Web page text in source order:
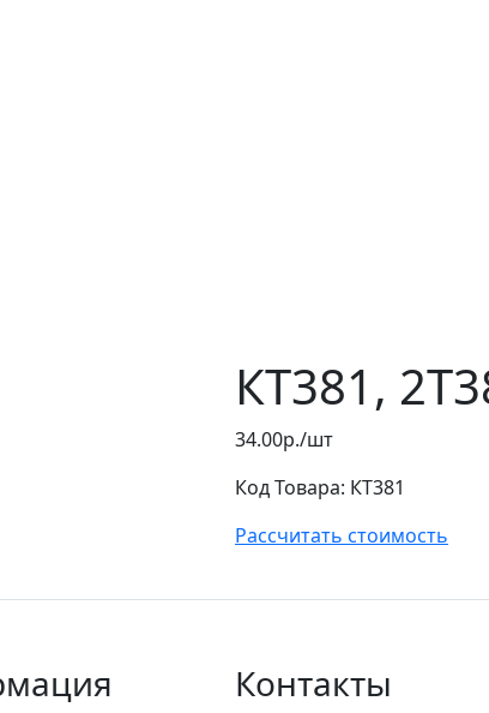
КТ381,
34.00р./шт
Код Товара: КТ381
Рассчитать стоимость
Контакты